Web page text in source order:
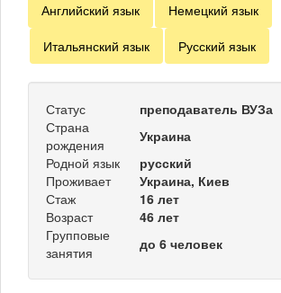
Английский язык
Немецкий язык
Итальянский язык
Русский язык
Статус
преподаватель ВУЗа
Страна
рождения
Украина
Родной язык
русский
Проживает
Украина, Киев
Стаж
16 лет
Возраст
46 лет
Групповые
занятия
до 6 человек